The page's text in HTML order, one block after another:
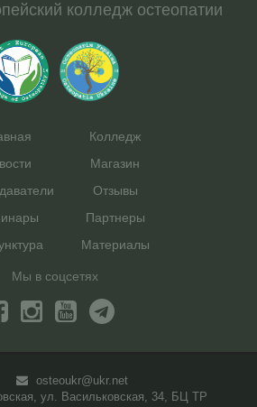
колледж остеопатии
Колледж
Магазин
Отзывы
Партнеры
Материалы
Мы в соцсетях
osteoukr@ukr.net
ул. Васильковская, 34, БЦ TP